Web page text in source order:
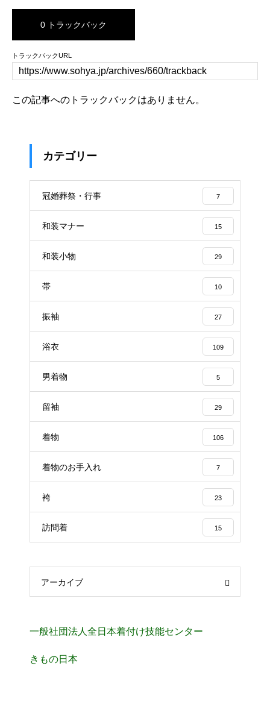
0 トラックバック
トラックバックURL
この記事へのトラックバックはありません。
カテゴリー
冠婚葬祭・行事 7
和装マナー 15
和装小物 29
帯 10
振袖 27
浴衣 109
男着物 5
留袖 29
着物 106
着物のお手入れ 7
袴 23
訪問着 15
アーカイブ
一般社団法人全日本着付け技能センター
きもの日本